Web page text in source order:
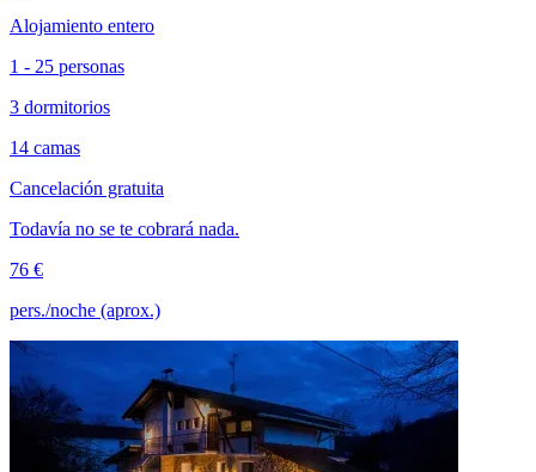
Alojamiento entero
1 - 25 personas
3 dormitorios
14 camas
Cancelación gratuita
Todavía no se te cobrará nada.
76 €
pers./noche (aprox.)